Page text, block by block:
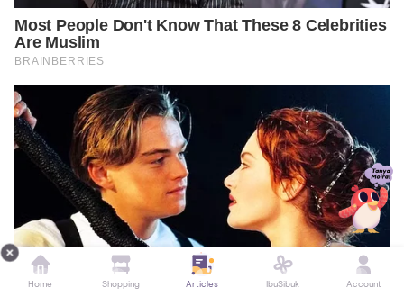
Home Shopping Articles IbuSibuk Account